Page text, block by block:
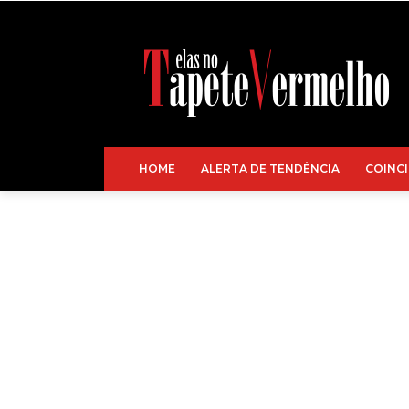
HOME ALERTA DE TENDÊNCIA